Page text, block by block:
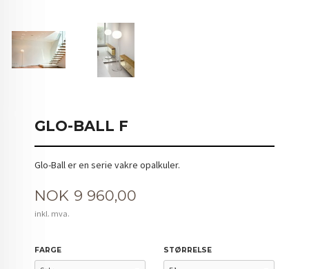
GLO-BALL F
Glo-Ball er en serie vakre opalkuler.
Pris
NOK 9 960,00
inkl. mva.
FARGE STØRRELSE